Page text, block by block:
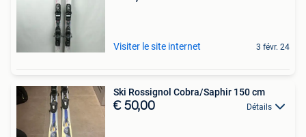
Visiter le site internet 3 févr. 24
Ski Rossignol Cobra/Saphir 150 cm
€ 50,00 Détails